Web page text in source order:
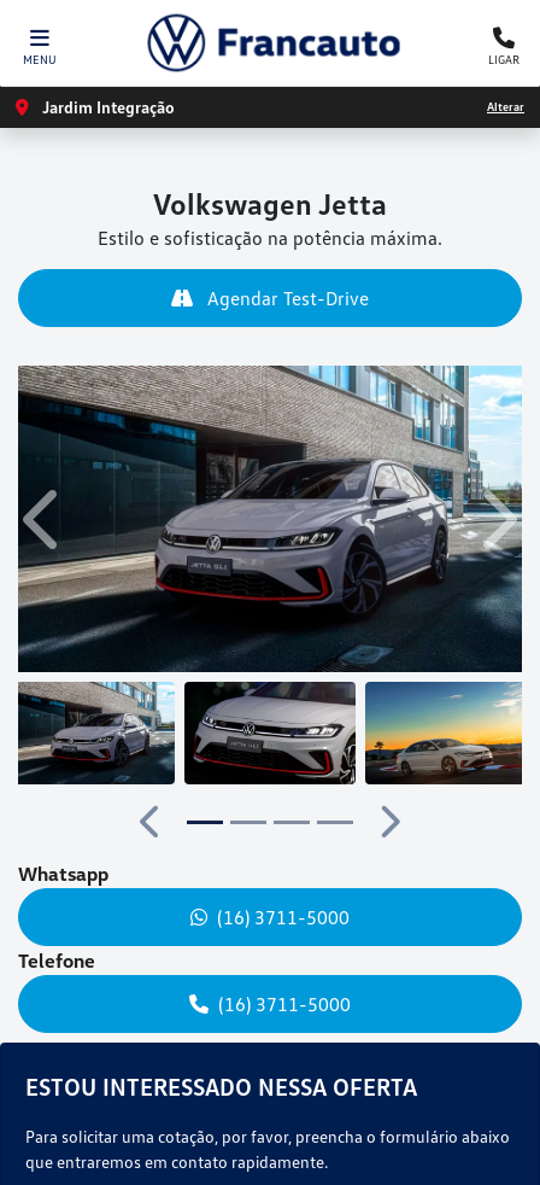
MENU LIGAR
Jardim Integração Alterar
Volkswagen Jetta
Estilo e sofisticação na potência máxima.
Agendar Test-Drive
ESTOU INTERESSADO NESSA OFERTA
Para solicitar uma cotação, por favor, preencha o formulário abaixo
que entraremos em contato rapidamente.
Anterior
Anterior
Próximo
Whatsapp
(16) 3711-5000
Telefone
(16) 3711-5000